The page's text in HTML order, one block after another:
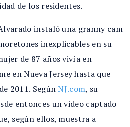
de los residentes.
instaló una granny cam
inexplicables en su
de 87 años vivía en
en Nueva Jersey hasta que
2011. SegúnNJ.com, su
entonces un video captado
según ellos, muestra a